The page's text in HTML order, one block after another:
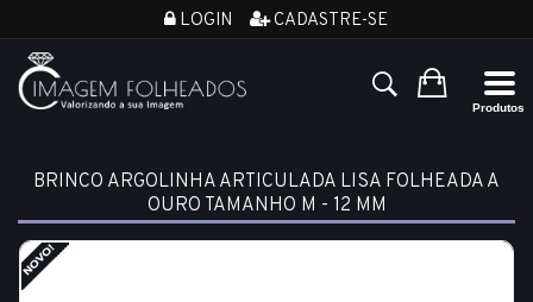
LOGIN CADASTRE-SE
BRINCO ARGOLINHA ARTICULADA LISA FOLHEADA A
OURO TAMANHO M - 12 MM